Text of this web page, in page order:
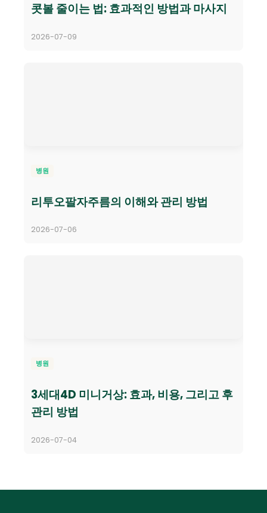
콧볼 줄이는 법: 효과적인 방법과 마사지
2026-07-09
병원
리투오팔자주름의 이해와 관리 방법
2026-07-06
병원
3세대4D 미니거상: 효과, 비용, 그리고 후
관리 방법
2026-07-04